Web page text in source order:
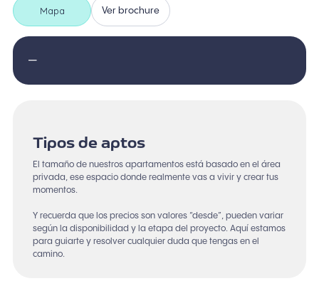
Mapa Ver brochure
—
Tipos de aptos
El tamaño de nuestros apartamentos está basado en el área
privada, ese espacio donde realmente vas a vivir y crear tus
momentos.
Y recuerda que los precios son valores “desde”, pueden variar
según la disponibilidad y la etapa del proyecto. Aquí estamos
para guiarte y resolver cualquier duda que tengas en el
camino.